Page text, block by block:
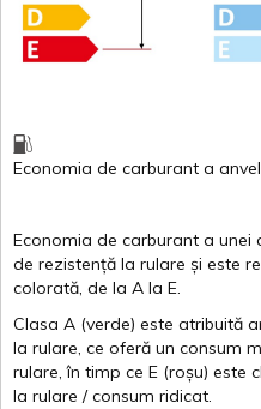
Economia de carburant a
Economia de carburant a unei
de rezistență la rulare și este
colorată, de la A la E.
Clasa A (verde) este atribuită
la rulare, ce oferă un consum
rulare,în timp ce E (roșu) este
la rulare /consum ridicat.